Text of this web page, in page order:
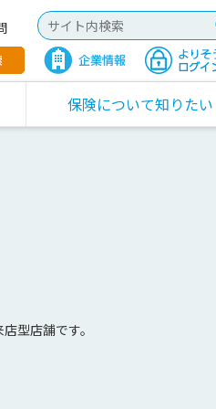
保険について知りたい
型店舗です。